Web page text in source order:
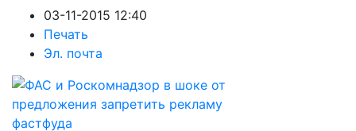
03-11-2015 12:40
Печать
Эл. почта